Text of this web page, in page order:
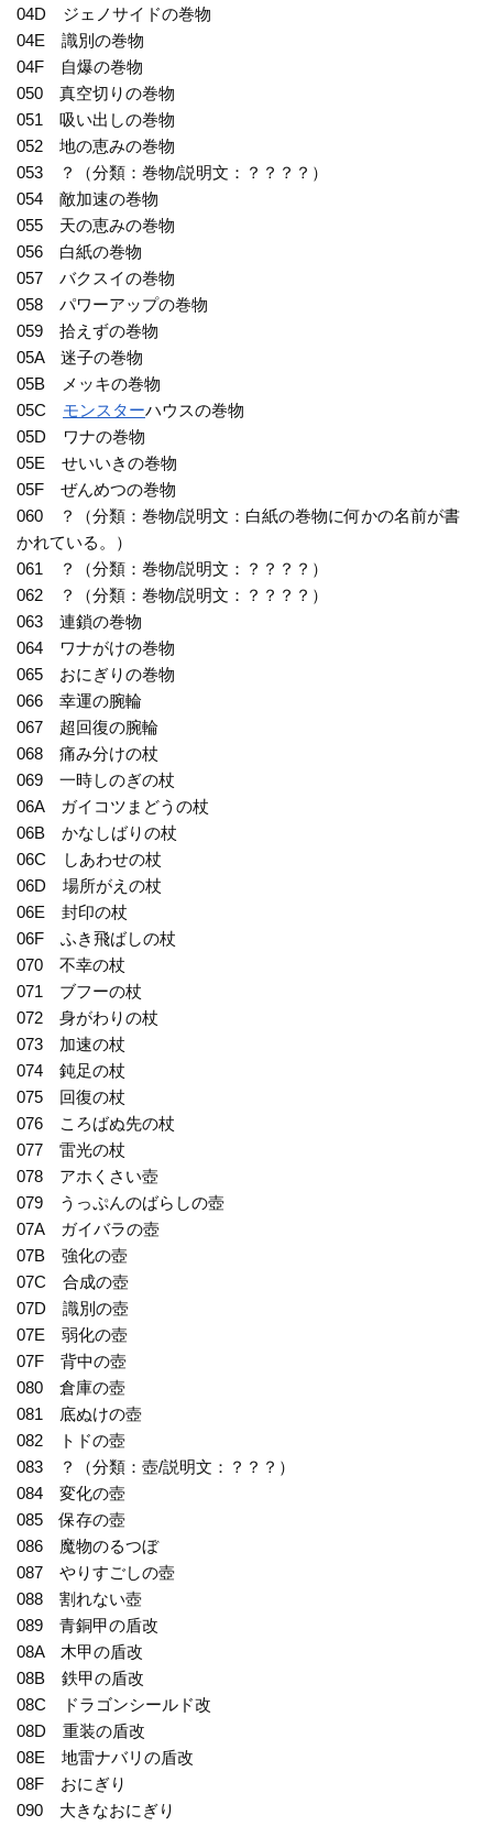
04D ジェノサイドの巻物
04E 識別の巻物
04F 自爆の巻物
050 真空切りの巻物
051 吸い出しの巻物
052 地の恵みの巻物
053 ？（分類：巻物/説明文：？？？？）
054 敵加速の巻物
055 天の恵みの巻物
056 白紙の巻物
057 バクスイの巻物
058 パワーアップの巻物
059 拾えずの巻物
05A 迷子の巻物
05B メッキの巻物
05C モンスターハウスの巻物
05D ワナの巻物
05E せいいきの巻物
05F ぜんめつの巻物
060 ？（分類：巻物/説明文：白紙の巻物に何かの名前が書
かれている。）
061 ？（分類：巻物/説明文：？？？？）
062 ？（分類：巻物/説明文：？？？？）
063 連鎖の巻物
064 ワナがけの巻物
065 おにぎりの巻物
066 幸運の腕輪
067 超回復の腕輪
068 痛み分けの杖
069 一時しのぎの杖
06A ガイコツまどうの杖
06B かなしばりの杖
06C しあわせの杖
06D 場所がえの杖
06E 封印の杖
06F ふき飛ばしの杖
070 不幸の杖
071 ブフーの杖
072 身がわりの杖
073 加速の杖
074 鈍足の杖
075 回復の杖
076 ころばぬ先の杖
077 雷光の杖
078 アホくさい壺
079 うっぷんのばらしの壺
07A ガイバラの壺
07B 強化の壺
07C 合成の壺
07D 識別の壺
07E 弱化の壺
07F 背中の壺
080 倉庫の壺
081 底ぬけの壺
082 トドの壺
083 ？（分類：壺/説明文：？？？）
084 変化の壺
085 保存の壺
086 魔物のるつぼ
087 やりすごしの壺
088 割れない壺
089 青銅甲の盾改
08A 木甲の盾改
08B 鉄甲の盾改
08C ドラゴンシールド改
08D 重装の盾改
08E 地雷ナバリの盾改
08F おにぎり
090 大きなおにぎり